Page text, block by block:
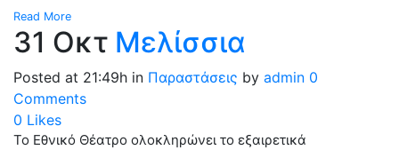
Read More
31 Οκτ Μελίσσια
Posted at 21:49h in Παραστάσεις by admin 0
Comments
0 Likes
Το Εθνικό Θέατρο ολοκληρώνει το εξαιρετικά